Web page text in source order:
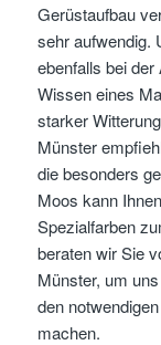
Gerüstaufbau
sehr aufwendig.
ebenfalls bei
Wissen eines
starker
Münster
die besonders
Moos kann
Spezialfarben
beraten wir Sie
Münster, um
den
machen.